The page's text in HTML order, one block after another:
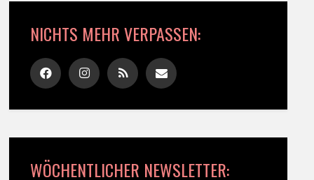
NICHTS MEHR VERPASSEN:
WÖCHENTLICHER NEWSLETTER: